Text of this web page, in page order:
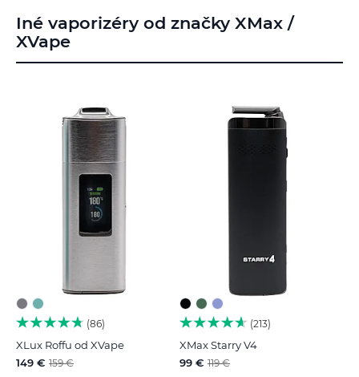
Iné vaporizéry od značky XMax /
XVape
86
XLux Roffu od XVape
149 € 159 €
213
XMax Starry V4
99 € 119 €